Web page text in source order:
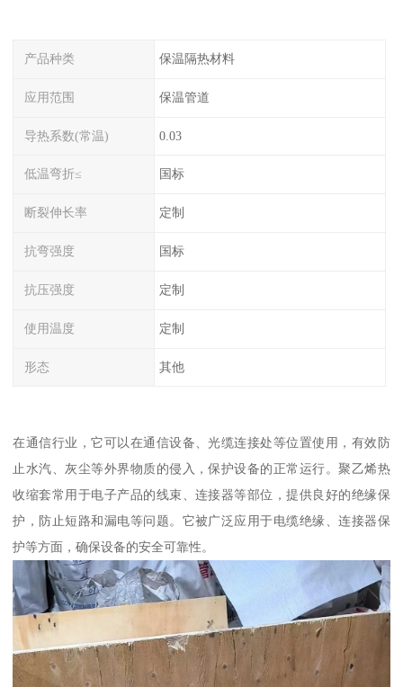
产品种类 保温隔热材料
应用范围 保温管道
导热系数(常温) 0.03
低温弯折≤ 国标
断裂伸长率 定制
抗弯强度 国标
抗压强度 定制
使用温度 定制
形态 其他
在通信行业，它可以在通信设备、光缆连接处等位置使用，有效防
止水汽、灰尘等外界物质的侵入，保护设备的正常运行。聚乙烯热
收缩套常用于电子产品的线束、连接器等部位，提供良好的绝缘保
护，防止短路和漏电等问题。它被广泛应用于电缆绝缘、连接器保
护等方面，确保设备的安全可靠性。